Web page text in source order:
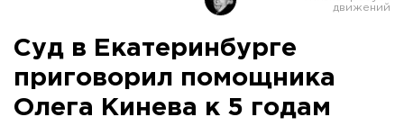
Оренбург
Суд в Екатеринбурге
приговорил помощника
Олега Кинева к 5 годам